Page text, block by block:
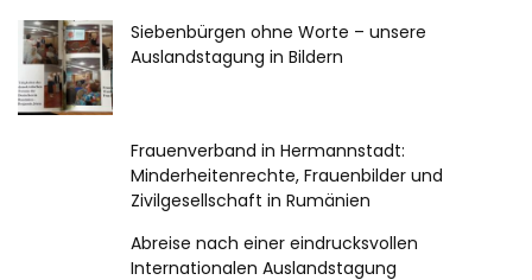
Siebenbürgen ohne Worte – unsere
Auslandstagung in Bildern
Frauenverband in Hermannstadt:
Minderheitenrechte, Frauenbilder und
Zivilgesellschaft in Rumänien
Abreise nach einer eindrucksvollen
Internationalen Auslandstagung